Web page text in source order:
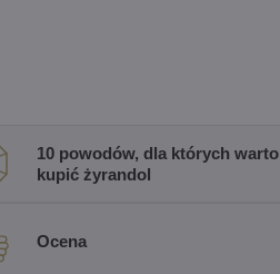
10 powodów, dla których warto
kupić żyrandol
Ocena